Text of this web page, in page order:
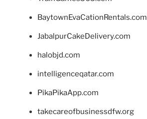
BaytownEvaCationRentals.com
JabalpurCakeDelivery.com
halobjd.com
intelligenceqatar.com
PikaPikaApp.com
takecareofbusinessdfw.org